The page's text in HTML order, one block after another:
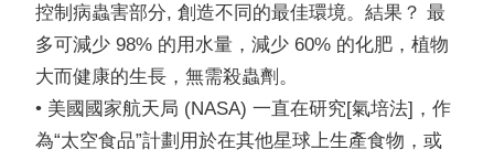
控制病蟲害部分, 創造不同的最佳環境。結果？ 最
多可減少 98% 的用水量，減少 60% 的化肥，植物
大而健康的生長，無需殺蟲劑。
• 美國國家航天局 (NASA) 一直在研究[氣培法]，作
為“太空食品”計劃用於在其他星球上生產食物，或